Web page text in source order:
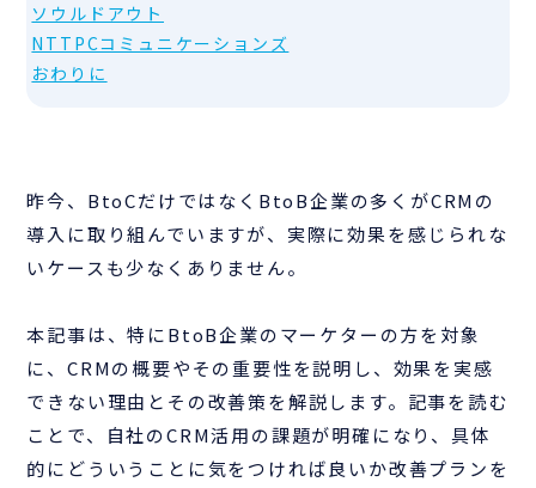
ソウルドアウト
NTTPCコミュニケーションズ
おわりに
昨今、BtoCだけではなくBtoB企業の多くがCRMの
導入に取り組んでいますが、実際に効果を感じられな
いケースも少なくありません。
本記事は、特にBtoB企業のマーケターの方を対象
に、CRMの概要やその重要性を説明し、効果を実感
できない理由とその改善策を解説します。記事を読む
ことで、自社のCRM活用の課題が明確になり、具体
的にどういうことに気をつければ良いか改善プランを